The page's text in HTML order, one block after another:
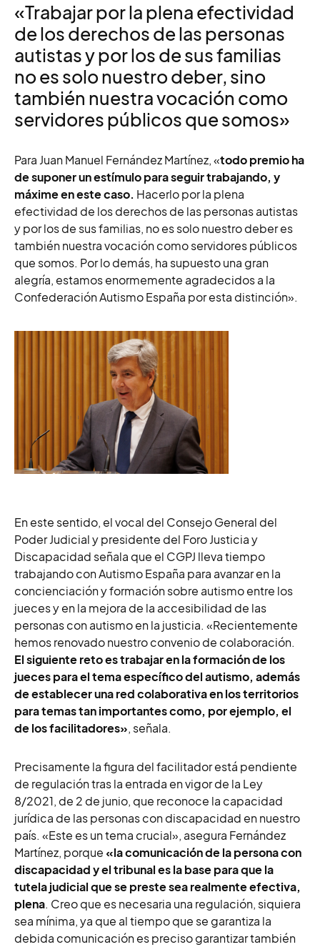
«Trabajar por la plena efectividad
de los derechos de las personas
autistas y por los de sus familias
no es solo nuestro deber, sino
también nuestra vocación como
servidores públicos que somos»
Para Juan Manuel Fernández Martínez, «todo premio ha
de suponer un estímulo para seguir trabajando, y
máxime en este caso. Hacerlo por la plena
efectividad de los derechos de las personas autistas
y por los de sus familias, no es solo nuestro deber es
también nuestra vocación como servidores públicos
que somos. Por lo demás, ha supuesto una gran
alegría, estamos enormemente agradecidos a la
Confederación Autismo España por esta distinción».
En este sentido, el vocal del Consejo General del
Poder Judicial y presidente del Foro Justicia y
Discapacidad señala que el CGPJ lleva tiempo
trabajando con Autismo España para avanzar en la
concienciación y formación sobre autismo entre los
jueces y en la mejora de la accesibilidad de las
personas con autismo en la justicia. «Recientemente
hemos renovado nuestro convenio de colaboración.
El siguiente reto es trabajar en la formación de los
jueces para el tema específico del autismo, además
de establecer una red colaborativa en los territorios
para temas tan importantes como, por ejemplo, el
de los facilitadores», señala.
Precisamente la figura del facilitador está pendiente
de regulación tras la entrada en vigor de la Ley
8/2021, de 2 de junio, que reconoce la capacidad
jurídica de las personas con discapacidad en nuestro
país. «Este es un tema crucial», asegura Fernández
Martínez, porque «la comunicación de la persona con
discapacidad y el tribunal es la base para que la
tutela judicial que se preste sea realmente efectiva,
plena. Creo que es necesaria una regulación, siquiera
sea mínima, ya que al tiempo que se garantiza la
debida comunicación es preciso garantizar también